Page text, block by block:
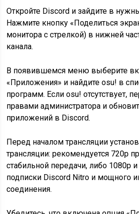
Откройте Discord и зайдите в
Нажмите кнопку «Поделиться
монитора с стрелкой) в нижней
канала.
В появившемся меню выберите
«Приложения» и найдите osu! в
программ. Если osu! отсутствует,
правами администратора и
приложений в Discord.
Перед началом трансляции
трансляции: рекомендуется 720p
стабильной передачи, либо 1080p
подписки Discord Nitro и мощного
соединения.